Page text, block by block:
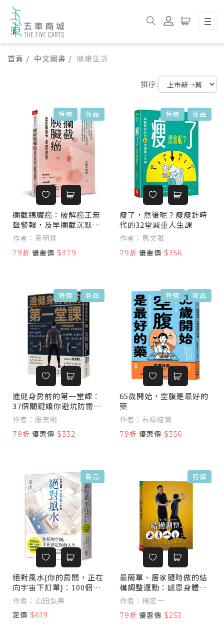
首頁 中文圖書 健康生活
排序:
書籍列表特價 新品
攔截胰臟癌：破解癌王無
聲警報，及早攔截沉默殺
手
作者：章明珠
79折 優惠價 $379
特價 新品
瘦了，然後呢？瘦瘦針時
代的32堂減重人生課
作者：馬文雅
79折 優惠價 $356
特價 新品
進健身房前的第一堂課：
37個關鍵讓你避坑防雷，
少走冤枉路
作者：應充明
79折 優惠價 $332
特價 新品
65歲開始，空腹是最好的
藥
作者：石原結實
79折 優惠價 $356
新品
絕對風水{你的房間，正在
向宇宙下訂單}：100個讓
財運、人際與機會流動的
空間習慣
作者：山田弘美
定價 $619
特價
最簡單、居家隨時做的結
構調整運動：感恩身體的
功課
作者：楊定一
79折 優惠價 $253